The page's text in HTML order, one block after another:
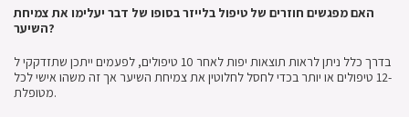
האם מפגשים חוזרים של טיפול בלייזר בסופו של דבר יעלימו את צמיחת
השיער?
בדרך כלל ניתן לראות תוצאות יפות לאחר 10 טיפולים, לפעמים ייתכן שתזדקקי ל
-12 טיפולים או יותר בכדי לחסל לחלוטין את צמיחת השיער אך זה משהו אישי לכל
מטופלת.